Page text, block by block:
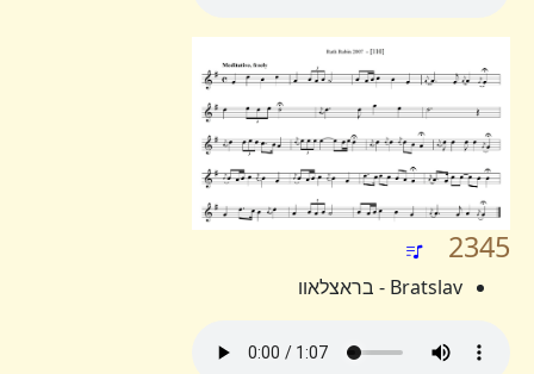
2345
Bratslav - בראצלאוו